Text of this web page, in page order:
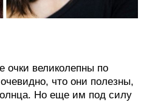
очки великолепны по
что они полезны,
Но еще им под силу